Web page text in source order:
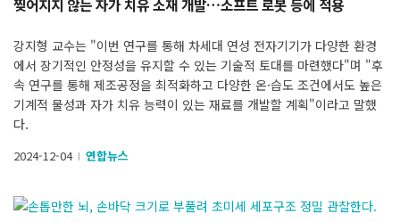
찢어지지 않는 자가 치유 소재 개발…소프트 로봇 등에 적용
강지형 교수는 "이번 연구를 통해 차세대 연성 전자기기가 다양한 환경
에서 장기적인 안정성을 유지할 수 있는 기술적 토대를 마련했다"며 "후
속 연구를 통해 제조공정을 최적화하고 다양한 온·습도 조건에서도 높은
기계적 물성과 자가 치유 능력이 있는 재료를 개발할 계획"이라고 말했
다.
2024-12-04 l 연합뉴스